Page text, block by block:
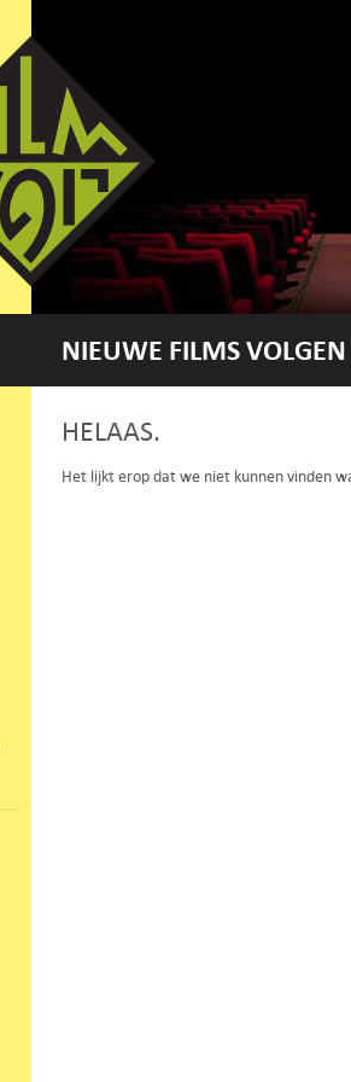
NIEUWE FILMS
HELAAS.
Het lijkt erop dat we niet kunnen vinden